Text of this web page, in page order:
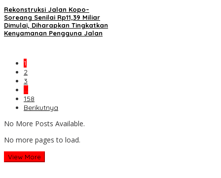
Rekonstruksi Jalan Kopo–
Soreang Senilai Rp11,39 Miliar
Dimulai, Diharapkan Tingkatkan
Kenyamanan Pengguna Jalan
1
2
3
…
158
Berikutnya
No More Posts Available.
No more pages to load.
View More